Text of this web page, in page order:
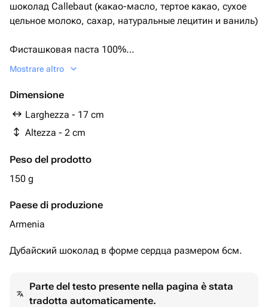
шоколад Callebaut (какао-масло, тертое какао, сухое
цельное молоко, сахар, натуральные лецитин и ваниль)
Фисташковая паста 100%
Коробка
Атласная лента
Mostrare altro
Dimensione
Larghezza - 17 cm
Altezza - 2 cm
Peso del prodotto
150 g
Paese di produzione
Armenia
Дубайский шоколад в форме сердца размером 6см.
Parte del testo presente nella pagina è stata
tradotta automaticamente.